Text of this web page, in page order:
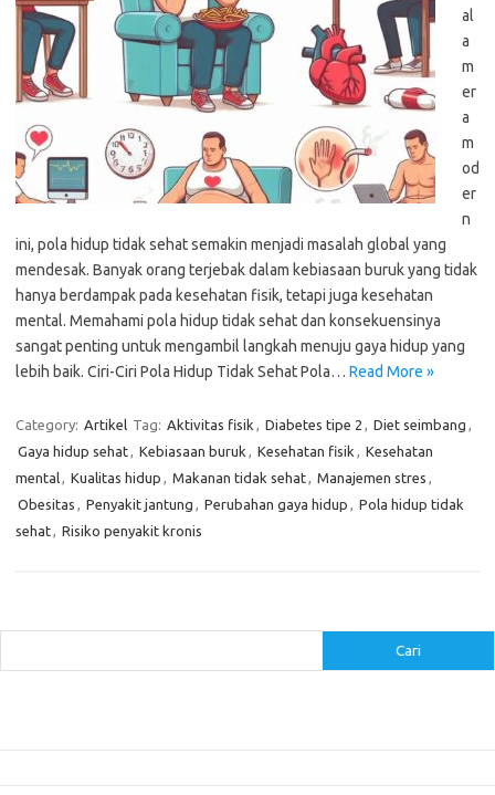
al
a
m
er
a
m
od
er
n
ini, pola hidup tidak sehat semakin menjadi masalah global yang
mendesak. Banyak orang terjebak dalam kebiasaan buruk yang tidak
hanya berdampak pada kesehatan fisik, tetapi juga kesehatan
mental. Memahami pola hidup tidak sehat dan konsekuensinya
sangat penting untuk mengambil langkah menuju gaya hidup yang
lebih baik. Ciri-Ciri Pola Hidup Tidak Sehat Pola… Read More »
Category: Artikel Tag: Aktivitas fisik , Diabetes tipe 2 , Diet seimbang ,
Gaya hidup sehat, Kebiasaan buruk , Kesehatan fisik , Kesehatan
mental, Kualitas hidup , Makanan tidak sehat, Manajemen stres ,
Obesitas , Penyakit jantung , Perubahan gaya hidup , Pola hidup tidak
sehat, Risiko penyakit kronis
Cari